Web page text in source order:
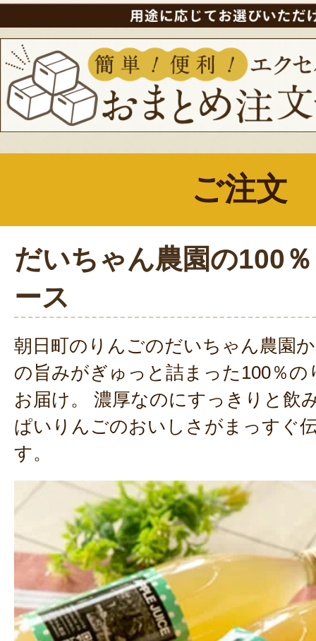
ご注文
だいちゃん農園の100
ース
朝日町のりんごのだいちゃん農園
の旨みがぎゅっと詰まった100％
お届け。 濃厚なのにすっきりと飲
ぱいりんごのおいしさがまっすぐ
す。